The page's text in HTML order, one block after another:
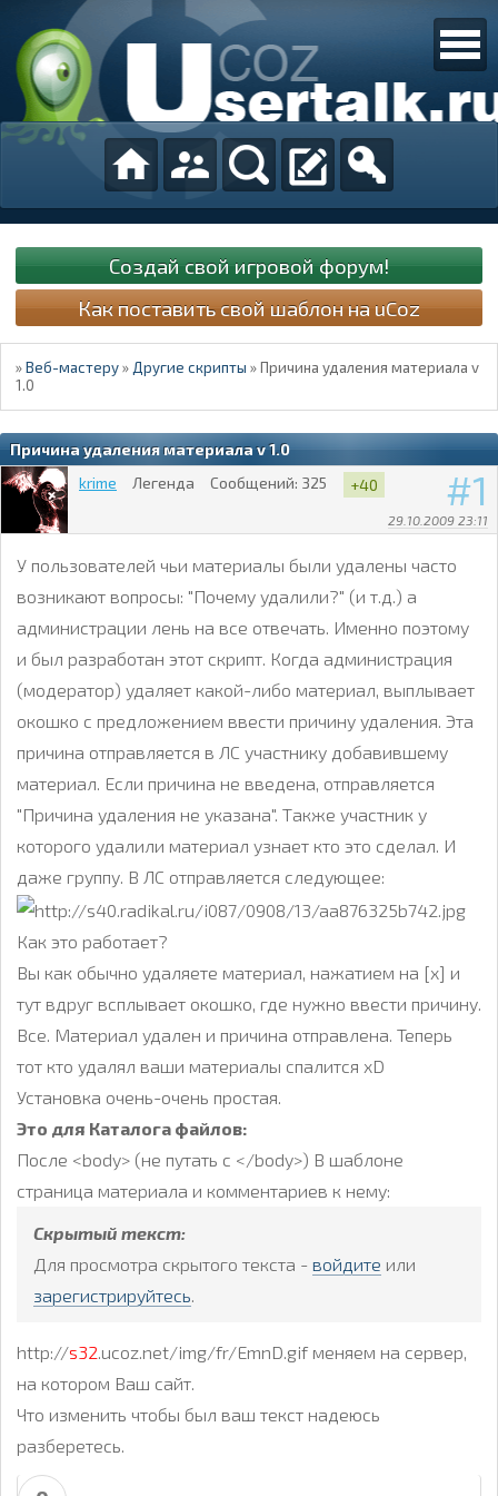
Создай свой игровой форум!
Как поставить свой шаблон на uCoz
»Веб-мастеру »Другие скрипты »Причина удаления материала v
1.0
Причина удаления материала v 1.0
1
29.10.2009 23:11
krime Легенда Сообщений: 325 +40
У пользователей чьи материалы были удалены часто
возникают вопросы: "Почему удалили?" (и т.д.) а
администрации лень на все отвечать. Именно поэтому
и был разработан этот скрипт. Когда администрация
(модератор) удаляет какой-либо материал, выплывает
окошко с предложением ввести причину удаления. Эта
причина отправляется в ЛС участнику добавившему
материал. Если причина не введена, отправляется
"Причина удаления не указана". Также участник у
которого удалили материал узнает кто это сделал. И
даже группу. В ЛС отправляется следующее:
Как это работает?
Вы как обычно удаляете материал, нажатием на [x] и
тут вдруг всплывает окошко, где нужно ввести причину.
Все. Материал удален и причина отправлена. Теперь
тот кто удалял ваши материалы спалится xD
Установка очень-очень простая.
Это для Каталога файлов:
После <body> (не путать с </body>) В шаблоне
страница материала и комментариев к нему:
Скрытый текст:
Для просмотра скрытого текста - войдите или
зарегистрируйтесь
http://s32 .ucoz.net/img/fr/EmnD.gif меняем на сервер,
на котором Ваш сайт.
Что изменить чтобы был ваш текст надеюсь
разберетесь.